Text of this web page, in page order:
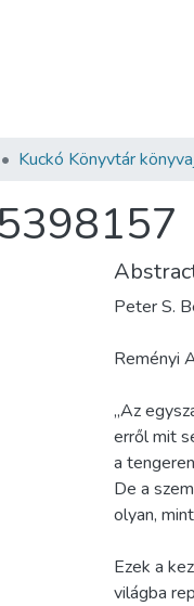
Kuckó Könyvtár
Peter S.
Reményi
„Az
erről mit
a
De a
olyan,
Ezek a
világba